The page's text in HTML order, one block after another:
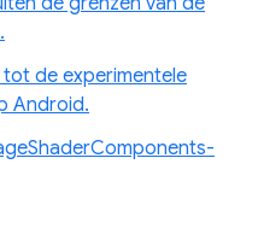
de experimentele
Android.